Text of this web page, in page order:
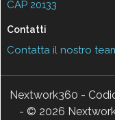
CAP 20133
Contatti
Contatta il nostro
Nextwork360 -
- © 2026